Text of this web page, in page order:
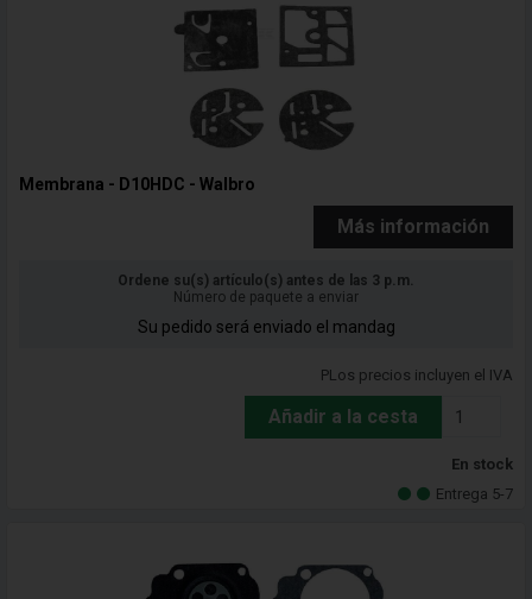
Membrana - D10HDC - Walbro
Más información
Ordene su(s) artículo(s) antes de las 3 p.m.
Número de paquete a enviar
Su pedido será enviado el mandag
PLos precios incluyen el IVA
Añadir a la cesta
En stock
Entrega 5-7